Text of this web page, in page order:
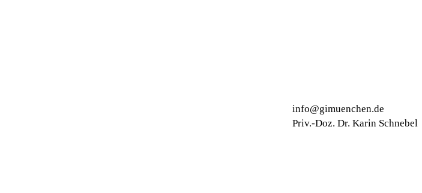
info@gimuenchen.de
Priv.-Doz. Dr. Karin Schnebel